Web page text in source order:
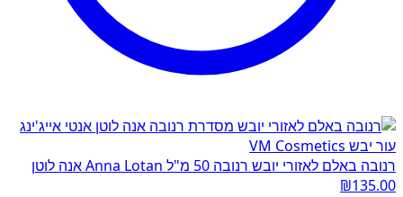
רנובה באלם לאזורי יובש רנובה 50 מ"ל Anna Lotan אנה לוטן
₪135.00